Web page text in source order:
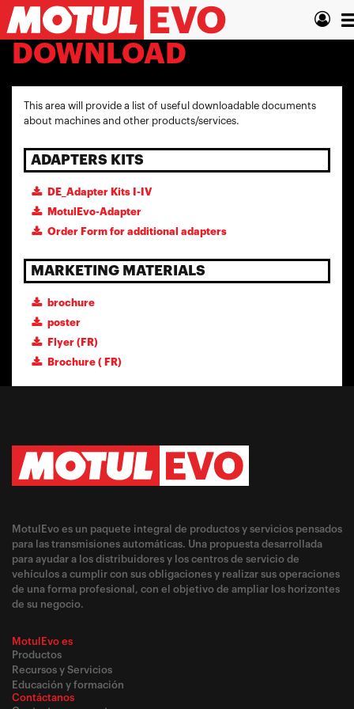
Pasar
contenido
principal
DOWNLOAD
This area will provide a list of useful downloadable documents
about machines and other products/services.
ADAPTERS KITS
DE_Adapter Kits I-IV
MotulEvo-Adapter
Order Form for additional adapters
MARKETING MATERIALS
brochure
poster
Flyer (FR)
Brochure ( FR)
MotulEvo es un paquete integral de productos y servicios pensados
para las transmisiones automáticas. Una propuesta desarrollada
para ayudar a los distribuidores y los centros de servicio de
vehículos a cumplir con sus obligaciones y realizar sus operaciones
de una forma profesional, con el objetivo de ampliar los horizontes
de su negocio.
MotulEvo es
Productos
Recursos y Servicios
Educación y formación
Contáctanos